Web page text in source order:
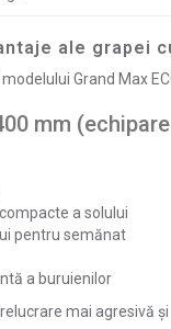
ale grapei cu
Grand Max
mm
a solului
pentru semănat
a buruienilor
mai agresivă